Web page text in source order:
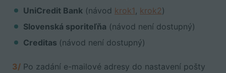
UniCredit Bank (návod krok1 , krok2)
Slovenská sporiteľňa (návod není dostupný)
Creditas (návod není dostupný)
3/ Po zadání e-mailové adresy do nastavení pošty